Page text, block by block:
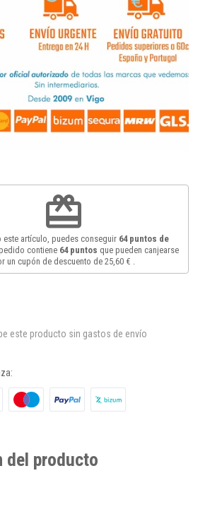
redeem
este artículo, puedes conseguir 64puntos de
pedido contiene 64puntos que pueden canjearse
un cupón de descuento de 25,60 €
este producto sin gastos de envío
del producto